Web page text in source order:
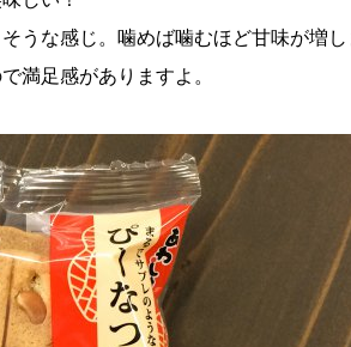
うな感じ。噛めば噛むほど甘味が増し
満足感がありますよ。